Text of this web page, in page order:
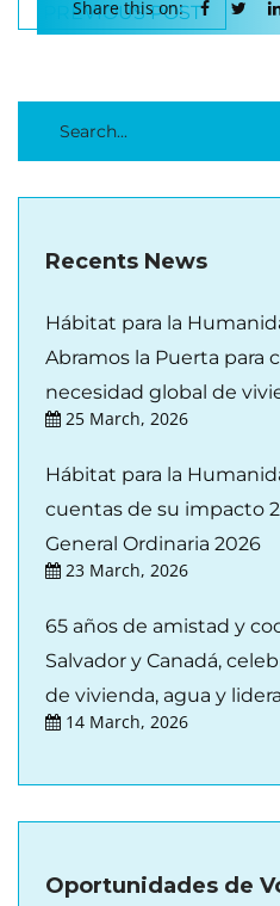
Share this on:
PREVIOUS POST
Recents News
Hábitat para la
Abramos la Puerta para
necesidad global de
25 March, 2026
Hábitat para la
cuentas de su impacto
General Ordinaria 2026
23 March, 2026
65 años de amistad y
Salvador y Canadá,
de vivienda, agua y
14 March, 2026
Oportunidades de